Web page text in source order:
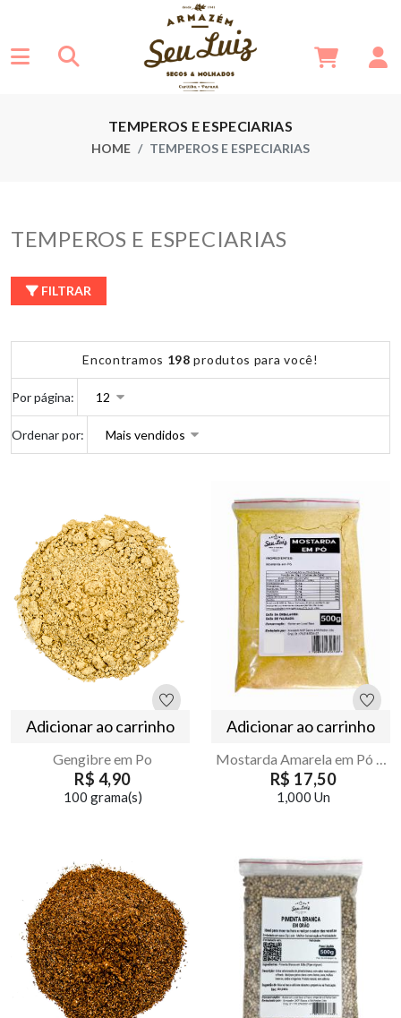
TEMPEROS E ESPECIARIAS
HOME TEMPEROS E ESPECIARIAS
TEMPEROS E ESPECIARIAS
FILTRAR
Encontramos 198 produtos para você!
Por página:
Ordenar por:
Adicionar ao carrinho
Gengibre em Po
R$ 4,90
100 grama(s)
Adicionar ao carrinho
R$ 17,50
1,000 Un